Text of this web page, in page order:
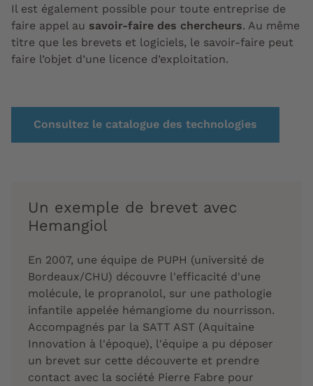
Il est également possible pour toute entreprise de
faire appel au savoir-faire des chercheurs. Au même
titre que les brevets et logiciels, le savoir-faire peut
faire l’objet d’une licence d’exploitation.
Consultez le catalogue des technologies
Un exemple de brevet avec
Hemangiol
En 2007, une équipe de PUPH (université de
Bordeaux/CHU) découvre l'efficacité d'une
molécule, le propranolol, sur une pathologie
infantile appelée hémangiome du nourrisson.
Accompagnés par la SATT AST (Aquitaine
Innovation à l'époque), l'équipe a pu déposer
un brevet sur cette découverte et prendre
contact avec la société Pierre Fabre pour